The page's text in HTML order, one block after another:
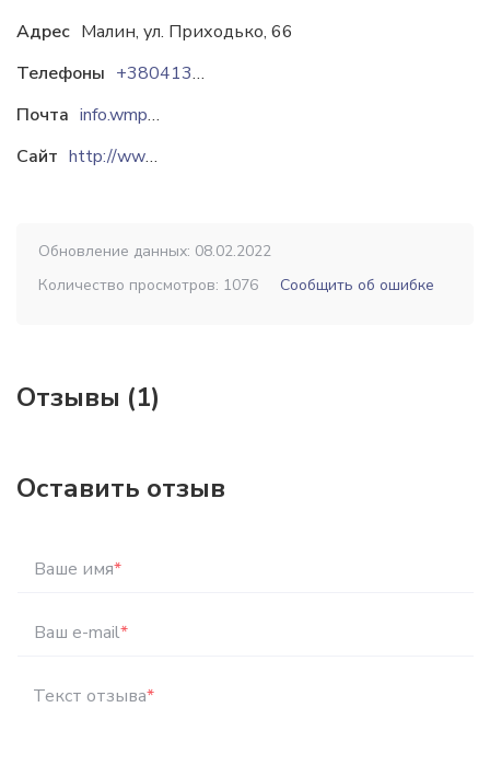
Адрес Малин, ул. Приходько, 66
Телефоны
+380413367209
Почта
info.wmpm@weidmann-group.com
Сайт
http://www.weidmann-mpm.com
Обновление данных: 08.02.2022
Количество просмотров: 1076
Сообщить об ошибке
Отзывы (1)
Оставить отзыв
Ваше имя*
Ваш e-mail*
Текст отзыва*